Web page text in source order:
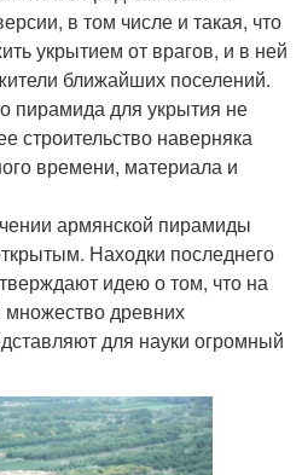
в том числе и такая, что
укрытием от врагов, и в ней
ближайших поселений.
пирамида для укрытия не
строительство наверняка
времени, материала и
армянской пирамиды
Находки последнего
идею о том, что на
древних
для науки огромный